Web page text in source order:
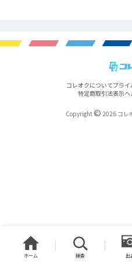
コレオクについてプラ
特定商取引法表示
Copyright© 2026 コレ
ホーム 検索 出